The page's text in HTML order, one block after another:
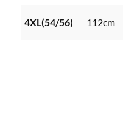
4XL(54/56) 112cm